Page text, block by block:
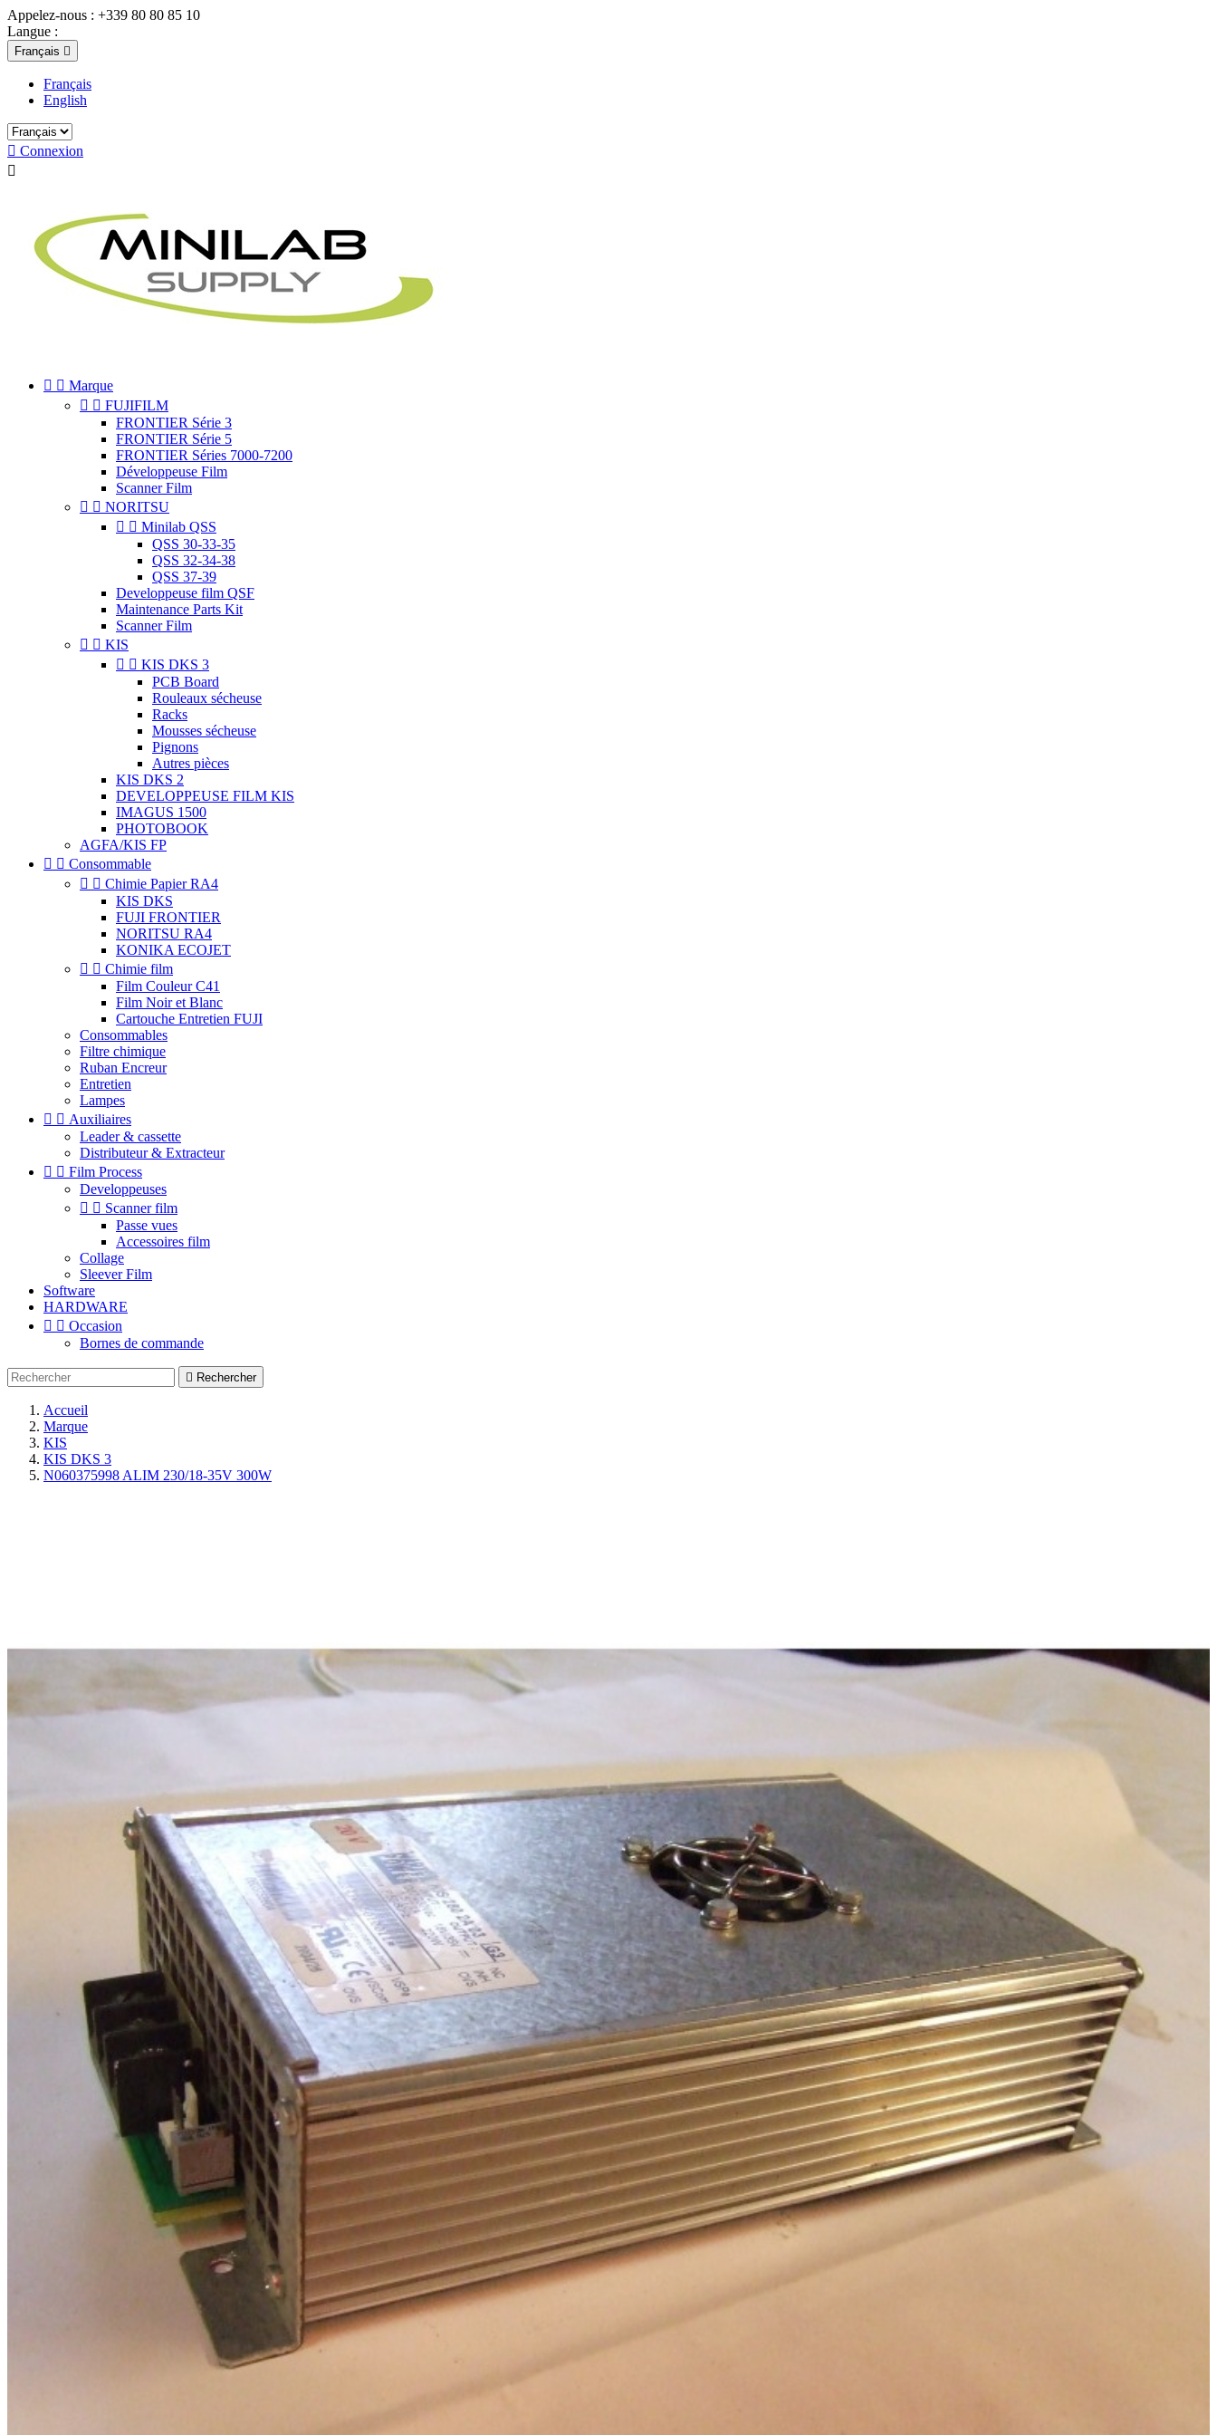
Appelez-nous : +339 80 80 85 10
Langue :
Français 
Français
English
 Connexion

  Marque
  FUJIFILM
FRONTIER Série 3
FRONTIER Série 5
FRONTIER Séries 7000-7200
Développeuse Film
Scanner Film
  NORITSU
  Minilab QSS
QSS 30-33-35
QSS 32-34-38
QSS 37-39
Developpeuse film QSF
Maintenance Parts Kit
Scanner Film
  KIS
  KIS DKS 3
PCB Board
Rouleaux sécheuse
Racks
Mousses sécheuse
Pignons
Autres pièces
KIS DKS 2
DEVELOPPEUSE FILM KIS
IMAGUS 1500
PHOTOBOOK
AGFA/KIS FP
  Consommable
  Chimie Papier RA4
KIS DKS
FUJI FRONTIER
NORITSU RA4
KONIKA ECOJET
  Chimie film
Film Couleur C41
Film Noir et Blanc
Cartouche Entretien FUJI
Consommables
Filtre chimique
Ruban Encreur
Entretien
Lampes
  Auxiliaires
Leader & cassette
Distributeur & Extracteur
  Film Process
Developpeuses
  Scanner film
Passe vues
Accessoires film
Collage
Sleever Film
Software
HARDWARE
  Occasion
Bornes de commande
 Rechercher
Accueil
Marque
KIS
KIS DKS 3
N060375998 ALIM 230/18-35V 300W